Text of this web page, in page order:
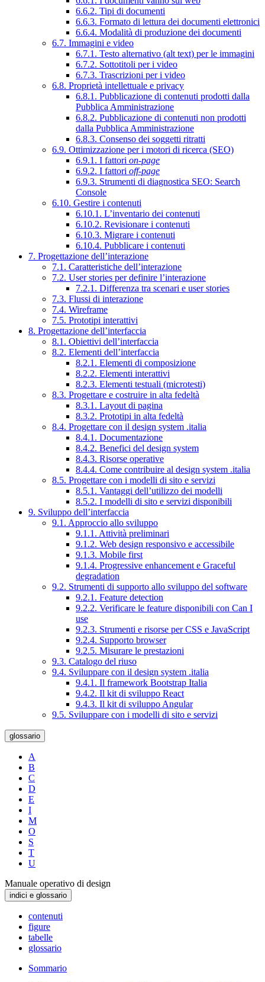
6.6.2. Tipi di documenti
6.6.3. Formato di lettura dei documenti elettronici
6.6.4. Modalità di produzione dei documenti
6.7. Immagini e video
6.7.1. Testo alternativo (alt text) per le immagini
6.7.2. Sottotitoli per i video
6.7.3. Trascrizioni per i video
6.8. Proprietà intellettuale e privacy
6.8.1. Pubblicazione di contenuti prodotti dalla
Pubblica Amministrazione
6.8.2. Pubblicazione di contenuti non prodotti
dalla Pubblica Amministrazione
6.8.3. Consenso dei soggetti ritratti
6.9. Ottimizzazione per i motori di ricerca (SEO)
6.9.1. I fattori on-page
6.9.2. I fattori off-page
6.9.3. Strumenti di diagnostica SEO: Search
Console
6.10. Gestire i contenuti
6.10.1. L’inventario dei contenuti
6.10.2. Revisionare i contenuti
6.10.3. Migrare i contenuti
6.10.4. Pubblicare i contenuti
7. Progettazione dell’interazione
7.1. Caratteristiche dell’interazione
7.2. User stories per definire l’interazione
7.2.1. Differenza tra scenari e user stories
7.3. Flussi di interazione
7.4. Wireframe
7.5. Prototipi interattivi
8. Progettazione dell’interfaccia
8.1. Obiettivi dell’interfaccia
8.2. Elementi dell’interfaccia
8.2.1. Elementi di composizione
8.2.2. Elementi interattivi
8.2.3. Elementi testuali (microtesti)
8.3. Progettare e costruire in alta fedeltà
8.3.1. Layout di pagina
8.3.2. Prototipi in alta fedeltà
8.4. Progettare con il design system .italia
8.4.1. Documentazione
8.4.2. Benefici del design system
8.4.3. Risorse operative
8.4.4. Come contribuire al design system .italia
8.5. Progettare con i modelli di sito e servizi
8.5.1. Vantaggi dell’utilizzo dei modelli
8.5.2. I modelli di sito e servizi disponibili
9. Sviluppo dell’interfaccia
9.1. Approccio allo sviluppo
9.1.1. Attività preliminari
9.1.2. Web design responsivo e accessibile
9.1.3. Mobile first
9.1.4. Progressive enhancement e Graceful
degradation
9.2. Strumenti di supporto allo sviluppo del software
9.2.1. Feature detection
9.2.2. Verificare le feature disponibili con Can I
use
9.2.3. Strumenti e risorse per CSS e JavaScript
9.2.4. Supporto browser
9.2.5. Misurare le prestazioni
9.3. Catalogo del riuso
9.4. Sviluppare con il design system .italia
9.4.1. Il framework Bootstrap Italia
9.4.2. Il kit di sviluppo React
9.4.3. Il kit di sviluppo Angular
9.5. Sviluppare con i modelli di sito e servizi
glossario
A
B
C
D
E
I
M
O
S
T
U
Manuale operativo di design
indici e glossario
contenuti
figure
tabelle
glossario
Sommario